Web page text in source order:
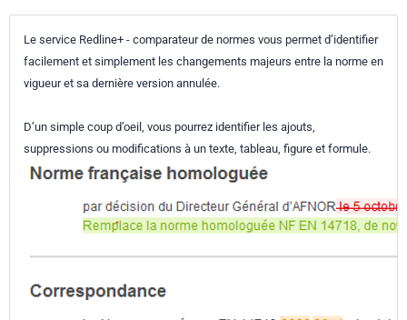
Le service Redline+ - comparateur de normes vous permet d’identifier
facilement et simplement les changements majeurs entre la norme en
vigueur et sa dernière version annulée.
D’un simple coup d’oeil, vous pourrez identifier les ajouts,
suppressions ou modifications à un texte, tableau, figure et formule.